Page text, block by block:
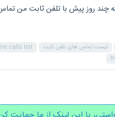
چند روز پیش با تلفن ثابت من
لیست تماس های تلفن ثابت
calls list